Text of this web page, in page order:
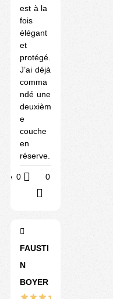
est à la
fois
élégant
et
protégé.
J’ai déjà
comma
ndé une
deuxièm
e
couche
en
réserve.
Utile 0 0
FAUSTI
N
BOYER